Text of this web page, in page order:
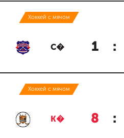
Хоккей с мячом
С� 1 :
Хоккей с мячом
К� 8 :